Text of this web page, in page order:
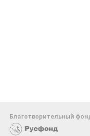
Благотворительный